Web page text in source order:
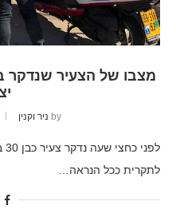
מצבו של הצעיר שנדקר
by ניר וקנין
לתקרית ככל הנראה…